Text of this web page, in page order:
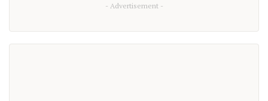
- Advertisement -